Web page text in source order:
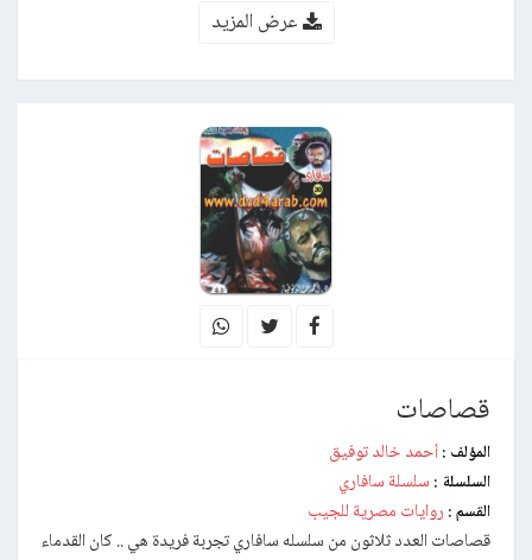
عرض المزيد
قصاصات
المؤلف : أحمد خالد توفيق
السلسلة : سلسلة سافاري
القسم : روايات مصرية للجيب
قصاصات العدد ثلاثون من سلسله سافاري تجربة فريدة هي .. كان القدماء